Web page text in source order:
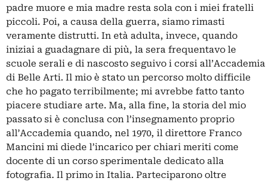
padre muore e mia madre resta sola con i miei fratelli
piccoli. Poi, a causa della guerra, siamo rimasti
veramente distrutti. In età adulta, invece, quando
iniziai a guadagnare di più, la sera frequentavo le
scuole serali e di nascosto seguivo i corsi all’Accademia
di Belle Arti. Il mio è stato un percorso molto difficile
che ho pagato terribilmente; mi avrebbe fatto tanto
piacere studiare arte. Ma, alla fine, la storia del mio
passato si è conclusa con l’insegnamento proprio
all’Accademia quando, nel 1970, il direttore Franco
Mancini mi diede l’incarico per chiari meriti come
docente di un corso sperimentale dedicato alla
fotografia. Il primo in Italia. Parteciparono oltre